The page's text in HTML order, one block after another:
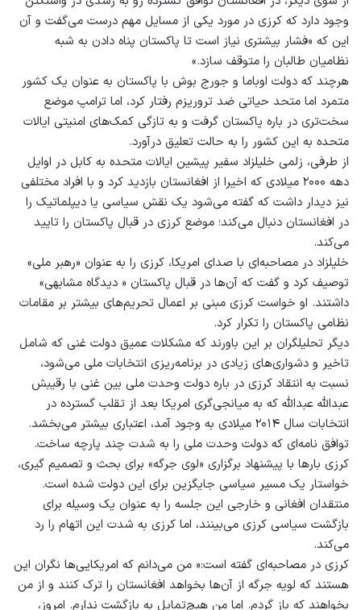
وجود دارد که کرزی در مورد یکی از مسایل مهم درست می‌گفت و آن
این که «فشار بیشتری نیاز است تا پاکستان پناه دادن به شبه
نظامیان طالبان را متوقف سازد.»
هرچند که دولت اوباما و جورج بوش با پاکستان به‌ عنوان یک کشور
متمرد اما متحد حیاتی ضد تروریزم رفتار کرد، اما ترامپ موضع
سخت‌تری در باره پاکستان گرفت و به تازگی کمک‌های امنیتی ایالات
متحده به این کشور را به حالت تعلیق درآورد.
از طرفی، زلمی خلیلزاد سفیر پیشین ایالات متحده به کابل در اوایل
دهه‌ ۲۰۰۰ میلادی که اخیرا از افغانستان بازدید کرد و با افراد مختلفی
نیز دیدار داشت که گفته می‌شود یک نقش سیاسی یا دیپلماتیک را
در افغانستان دنبال می‌کند؛ موضع کرزی در قبال پاکستان را تایید
می‌کند.
خلیلزاد در مصاحبه‌ای با صدای امریکا، کرزی را به ‌عنوان «رهبر ملی»
توصیف کرد و گفت که آن‌ها در قبال پاکستان « دیدگاه مشابهی»
داشتند. او خواست کرزی مبنی بر اعمال تحریم‌‌های بیشتر بر مقامات
نظامی پاکستان را تکرار کرد.
دیگر تحلیلگران بر این باورند که مشکلات عمیق دولت غنی که شامل
تاخیر و دشواری‌های زیادی در برنامه‌ریزی انتخابات ملی می‌شود،
نسبت به انتقاد کرزی در باره دولت وحدت ملی بین غنی با رقیبش
عبدالله عبدالله که به میانجی‌گری امریکا بعد از تقلب گسترده در
انتخابات سال ۲۰۱۴ میلادی به وجود آمد، اعتباری بیشتر می‌بخشد.
توافق نامه‌ای که دولت وحدت ملی را به شدت چند پارچه ساخت.
کرزی بارها با پیشنهاد برگزاری «لوی جرگه» برای بحث و تصمیم گیری،
خواستار یک مسیر سیاسی جایگزین برای این دولت شده است.
منتقدان افغانی و خارجی این جلسه را به عنوان یک وسیله برای
بازگشت سیاسی کرزی می‌بینند، اما کرزی به شدت این اتهام را رد
می‌کند.
کرزی در مصاحبه‌ای گفته است:« من می‌دانم که امریکایی‌ها نگران این
‌هستند که لویه جرگه از آن‌ها بخواهد افغانستان را ترک کنند و از من
بخواهند که باز گردم. اما من هیچ‌تمایل به بازگشت ندارم. امروز،